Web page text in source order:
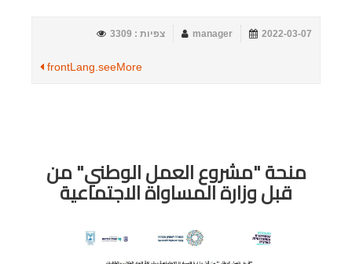
2022-03-07
manager צפיות : 3309
frontLang.seeMore
منحة "مشروع العمل الوطني" من
قبل وزارة المساواة الاجتماعية